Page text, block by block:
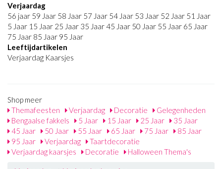
Verjaardag
56 jaar 59 Jaar 58 Jaar 57 Jaar 54 Jaar 53 Jaar 52 Jaar 51 Jaar
5 Jaar 15 Jaar 25 Jaar 35 Jaar 45 Jaar 50 Jaar 55 Jaar 65 Jaar
75 Jaar 85 Jaar 95 Jaar
Leeftijdartikelen
Verjaardag Kaarsjes
Shop meer
Themafeesten
Verjaardag Decoratie
Gelegenheden
Bengaalse fakkels
5 Jaar 15 Jaar 25 Jaar
35 Jaar
45 Jaar
50 Jaar 55 Jaar 65 Jaar 75 Jaar
85 Jaar
95 Jaar
Verjaardag
Taartdecoratie
Verjaardag kaarsjes
Decoratie Halloween Thema's